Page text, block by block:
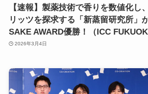
【速報】製薬技術で香りを数値化し
リッツを探求する「新蒸留研究所」
SAKE AWARD優勝！（ICC
2026年3月4日